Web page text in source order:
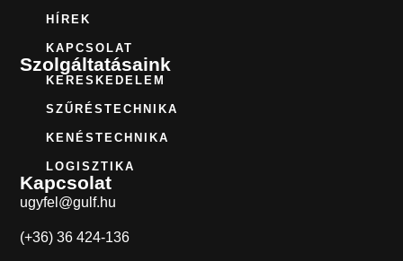
HÍREK
KAPCSOLAT
Szolgáltatásaink
KERESKEDELEM
SZŰRÉSTECHNIKA
KENÉSTECHNIKA
LOGISZTIKA
Kapcsolat
ugyfel@gulf.hu
(+36) 36 424-136